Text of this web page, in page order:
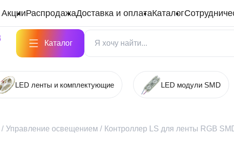
АкцииРаспродажаДоставка и оплатаКаталог
Каталог
LED ленты и комплектующие LED модули SMD
/ Управление освещением / Контроллер LS для ленты RGB